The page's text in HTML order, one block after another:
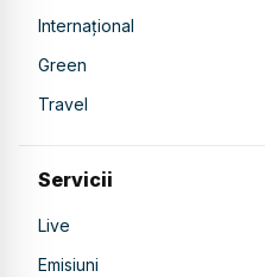
Internațional
Green
Travel
Servicii
Live
Emisiuni